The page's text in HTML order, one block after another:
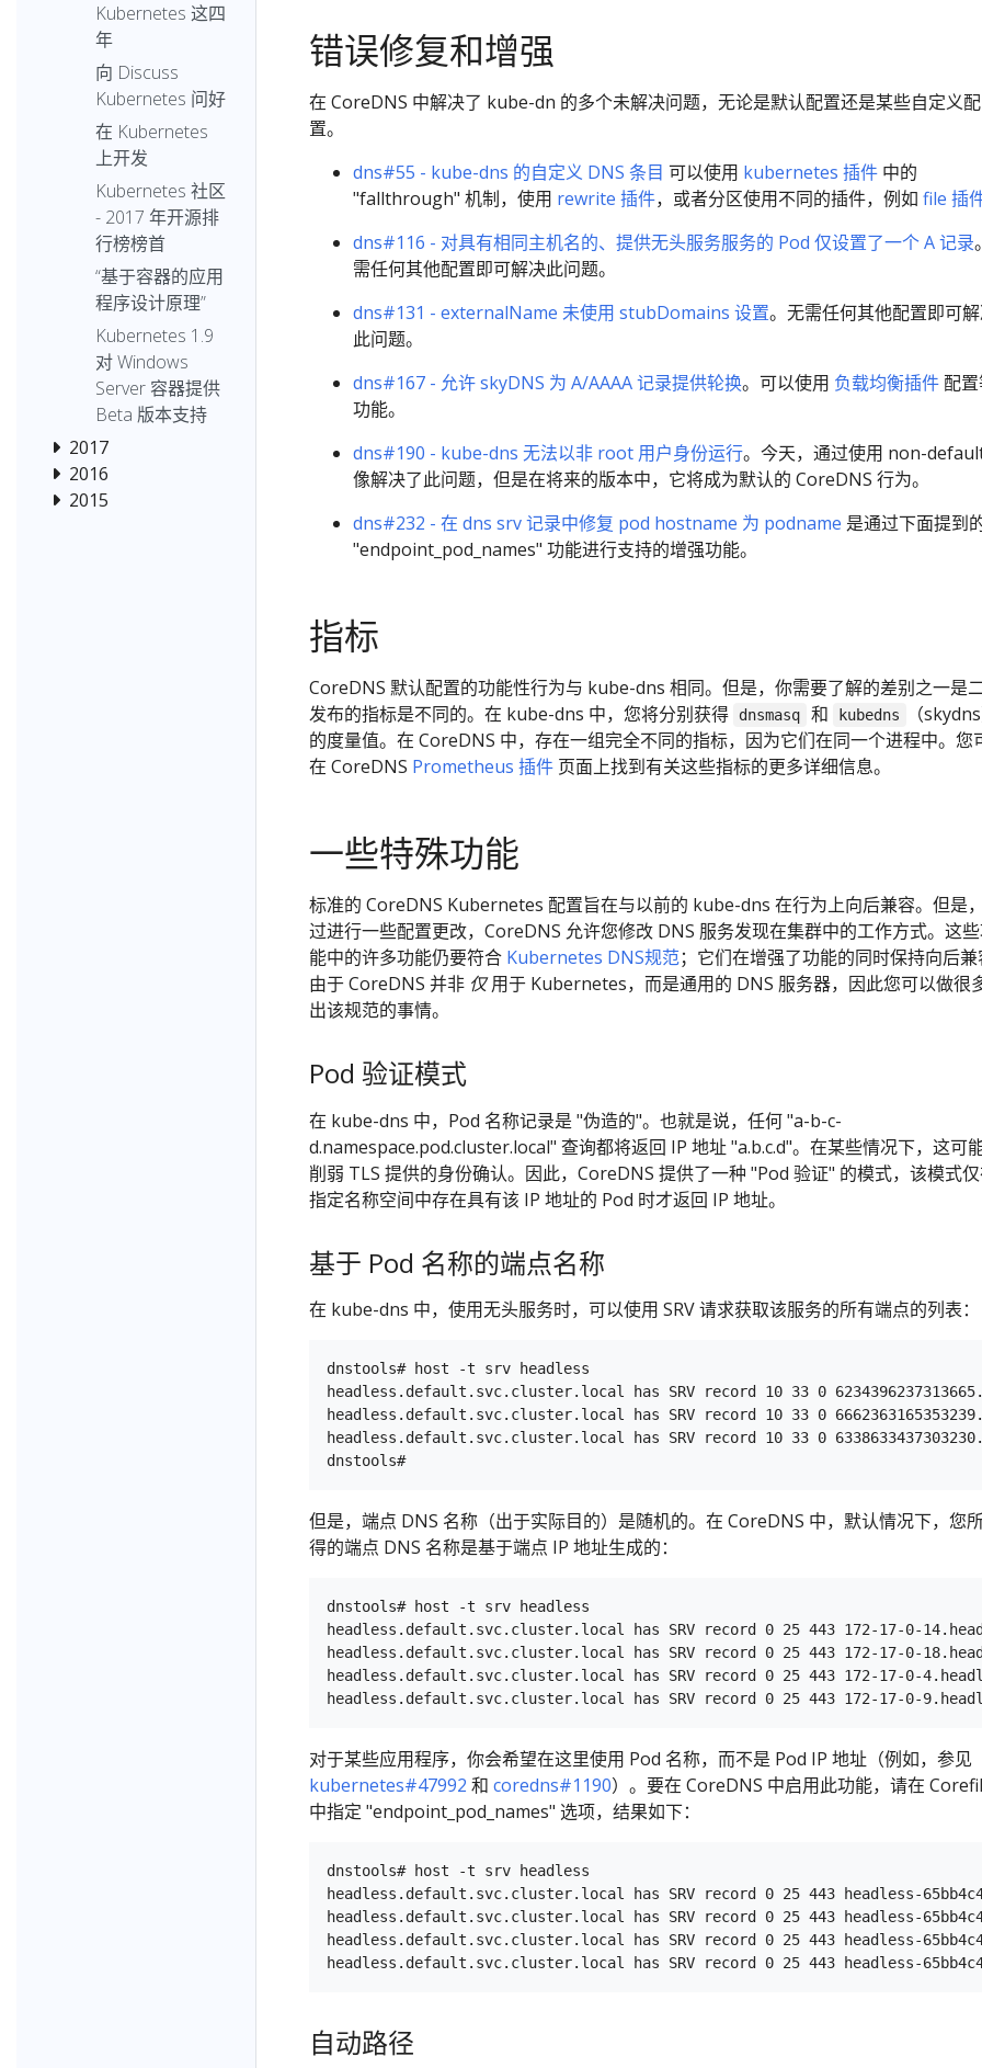
Kubernetes 这四
年
向 Discuss
Kubernetes 问好
在 Kubernetes
上开发
Kubernetes 社区
- 2017 年开源排
行榜榜首
“基于容器的应用
程序设计原理”
Kubernetes 1.9
对 Windows
Server 容器提供
Beta 版本支持
2017
2016
2015
错误修复和增强
在 CoreDNS 中解决了 kube-dn 的多个未解决问题，无论是默认配置还是某些自定义配
置。
dns#55 - kube-dns 的自定义 DNS 条目 可以使用 kubernetes 插件 中的
"fallthrough" 机制，使用 rewrite 插件，或者分区使用不同的插件，例如 file 插
dns#116 - 对具有相同主机名的、提供无头服务服务的 Pod 仅设置了一个 A 记录
需任何其他配置即可解决此问题。
dns#131 - externalName 未使用 stubDomains 设置。无需任何其他配置即可
此问题。
dns#167 - 允许 skyDNS 为 A/AAAA 记录提供轮换。可以使用 负载均衡插件 配
功能。
dns#190 - kube-dns 无法以非 root 用户身份运行。今天，通过使用 non-
像解决了此问题，但是在将来的版本中，它将成为默认的 CoreDNS 行为。
dns#232 - 在 dns srv 记录中修复 pod hostname 为 podname 是通过下面提到
"endpoint_pod_names" 功能进行支持的增强功能。
指标
CoreDNS 默认配置的功能性行为与 kube-dns 相同。但是，你需要了解的差别之一是
发布的指标是不同的。在 kube-dns 中，您将分别获得
dnsmasq 和 kubedns
（skydns
的度量值。在 CoreDNS 中，存在一组完全不同的指标，因为它们在同一个进程中。您
在 CoreDNS Prometheus 插件 页面上找到有关这些指标的更多详细信息。
一些特殊功能
标准的 CoreDNS Kubernetes 配置旨在与以前的 kube-dns 在行为上向后兼容。但是
过进行一些配置更改，CoreDNS 允许您修改 DNS 服务发现在集群中的工作方式。这
能中的许多功能仍要符合 Kubernetes DNS规范；它们在增强了功能的同时保持向后兼
由于 CoreDNS 并非 仅用于 Kubernetes，而是通用的 DNS 服务器，因此您可以做很
出该规范的事情。
Pod 验证模式
在 kube-dns 中，Pod 名称记录是 "伪造的"。也就是说，任何 "a-b-c-
d.namespace.pod.cluster.local" 查询都将返回 IP 地址 "a.b.c.d"。在某些情况下，这可
削弱 TLS 提供的身份确认。因此，CoreDNS 提供了一种 "Pod 验证" 的模式，该模式
指定名称空间中存在具有该 IP 地址的 Pod 时才返回 IP 地址。
基于 Pod 名称的端点名称
在 kube-dns 中，使用无头服务时，可以使用 SRV 请求获取该服务的所有端点的列表：
dnstools# host -t srv headless
headless.default.svc.cluster.local has SRV record 10 33 0
headless.default.svc.cluster.local has SRV record 10 33 0
headless.default.svc.cluster.local has SRV record 10 33 0
但是，端点 DNS 名称（出于实际目的）是随机的。在 CoreDNS 中，默认情况下，您
得的端点 DNS 名称是基于端点 IP 地址生成的：
dnstools# host -t srv headless
headless.default.svc.cluster.local has SRV record 0 25 443 172-17-0-
headless.default.svc.cluster.local has SRV record 0 25 443 172-17-0-
headless.default.svc.cluster.local has SRV record 0 25 443 172-17-0-
对于某些应用程序，你会希望在这里使用 Pod 名称，而不是 Pod IP 地址（例如，参见
kubernetes#47992 和 coredns#1190）。要在 CoreDNS 中启用此功能，请在
中指定 "endpoint_pod_names" 选项，结果如下：
dnstools# host -t srv headless
headless.default.svc.cluster.local has SRV record 0 25 443 headless-
headless.default.svc.cluster.local has SRV record 0 25 443 headless-
headless.default.svc.cluster.local has SRV record 0 25 443 headless-
自动路径